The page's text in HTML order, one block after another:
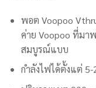
พอต Voopoo
ค่าย Voopoo ที่มา
สมบูรณ์แบบ
กำลังไฟได้ตั้งแต่ 5-